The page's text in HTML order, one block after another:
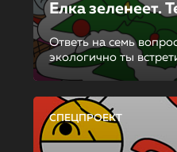
Елка зеленеет.
Ответь на семь
экологично ты
СПЕЦПРОЕКТ